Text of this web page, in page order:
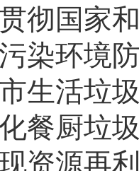
国家和
染环境
生活垃
餐厨垃
资源再